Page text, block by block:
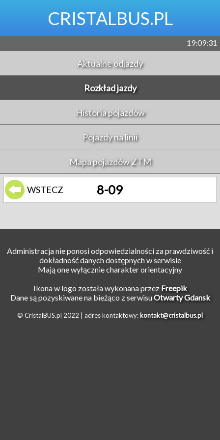
CRISTALBUS.PL
19:09:31
Aktualne odjazdy
Rozkład jazdy
Historia pojazdów
Pojazdy na linii
Mapa pojazdów ZTM
WSTECZ 8-09
Administracja nie ponosi odpowiedzialności za prawdziwość i
dokładność danych dostępnych w serwisie
Mają one wyłącznie charakter orientacyjny
Ikona w logo została wykonana przez Freepik
Dane są pozyskiwane na bieżąco z serwisuOtwarty Gdansk
© CristalBUS.pl 2022 | adres kontaktowy: kontakt@cristalbus.pl